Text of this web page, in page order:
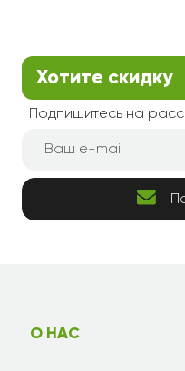
Хотите скидку
Подпишитесь на
О НАС